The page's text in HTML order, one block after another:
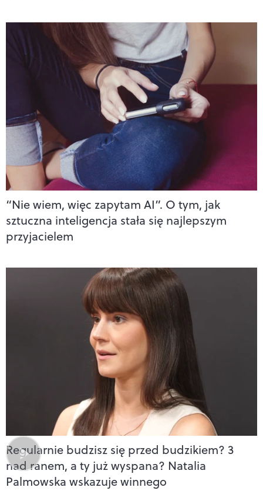
“Nie wiem, więc zapytam AI”. O tym, jak
sztuczna inteligencja stała się najlepszym
przyjacielem
Regularnie budzisz się przed budzikiem? 3
nad ranem, a ty już wyspana? Natalia
Palmowska wskazuje winnego